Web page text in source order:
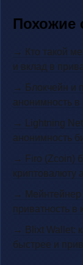
Похожие
→ Кто такой
и вклад в
→ Блокчейн и
анонимность в
→ Lightning
анонимность
→ Firo (Zcoin)
криптовалюту
→ Мейнтейнер
приватность в
→ Blixt Wallet:
быстрее и